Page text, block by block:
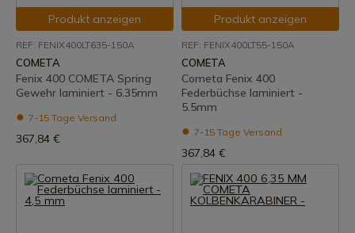
Produkt anzeigen
REF: FENIX400LT635-150A
COMETA
Fenix 400 COMETA Spring
Gewehr laminiert - 6.35mm
7-15 Tage Versand
367,84 €
Produkt anzeigen
REF: FENIX400LT55-150A
COMETA
Cometa Fenix 400
Federbüchse laminiert -
5.5mm
7-15 Tage Versand
367,84 €